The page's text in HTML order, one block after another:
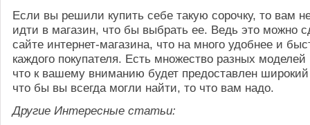
Если вы решили купить себе такую сорочку, то вам
идти в магазин, что бы выбрать ее. Ведь это можно
сайте интернет-магазина, что на много удобнее и
каждого покупателя. Есть множество разных моделей
что к вашему вниманию будет предоставлен широкий
что бы вы всегда могли найти, то что вам надо.
Другие Интересные статьи: